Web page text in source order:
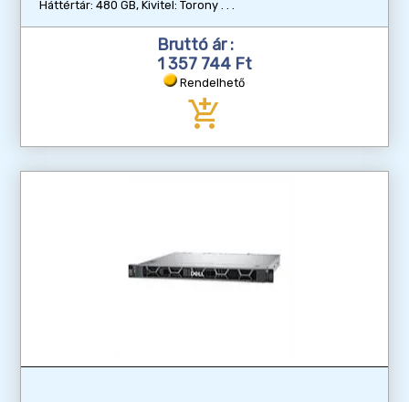
Háttértár: 480 GB, Kivitel: Torony
Bruttó ár :
1 357 744 Ft
Rendelhető
add_shopping_cart